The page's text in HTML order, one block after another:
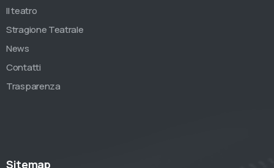
Il teatro
Stragione Teatrale
News
Contatti
Trasparenza
Sitemap